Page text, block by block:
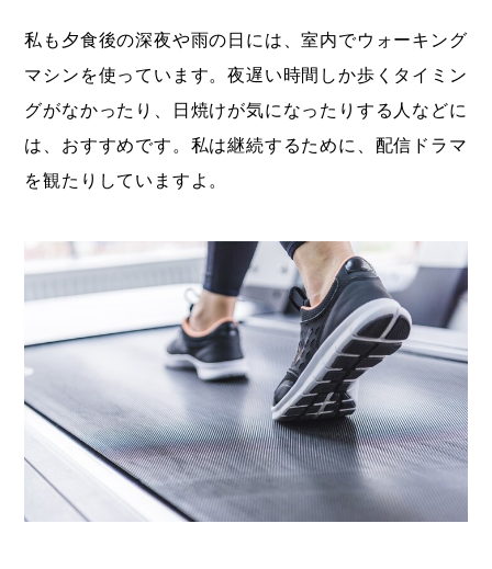
私も夕食後の深夜や雨の日には、室内でウォーキング
マシンを使っています。夜遅い時間しか歩くタイミン
グがなかったり、日焼けが気になったりする人などに
は、おすすめです。私は継続するために、配信ドラマ
を観たりしていますよ。